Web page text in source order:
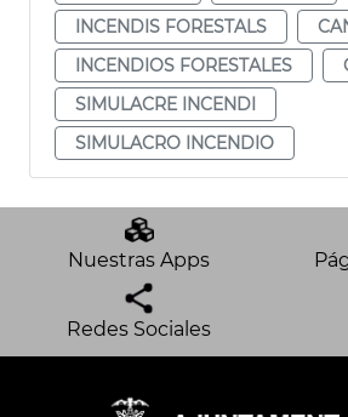
INCENDIS FORESTALS
INCENDIOS FORESTALES
SIMULACRE INCENDI
SIMULACRO INCENDIO
Nuestras Apps
Redes Sociales